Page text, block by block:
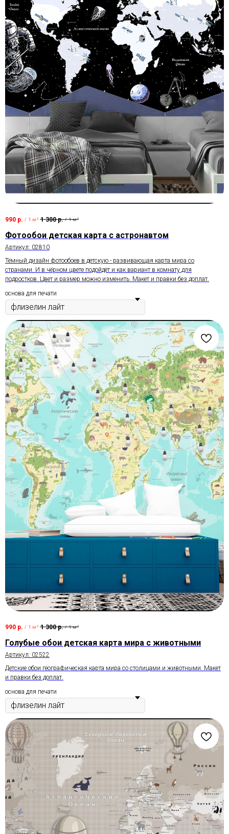
990 р. / 1 м² 1 300 р. / 1 м²
Фотообои детская карта с астронавтом
Артикул: 02810
Тёмный дизайн фотообоев в детскую - развивающая карта мира со
странами. И в чёрном цвете подойдёт и как вариант в комнату для
подростков. Цвет и размер можно изменить. Макет и правки без доплат.
основа для печати
990 р. / 1 м² 1 300 р. / 1 м²
Голубые обои детская карта мира с животными
Артикул: 02522
Детские обои географическая карта мира со столицами и животными. Макет
и правки без доплат.
основа для печати